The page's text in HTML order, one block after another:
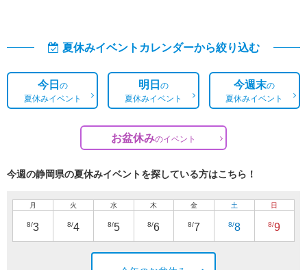
夏休みイベントカレンダーから絞り込む
今日の
夏休みイベント
明日の
夏休みイベント
今週末の
夏休みイベント
お盆休みのイベント
今週の静岡県の夏休みイベントを探している方はこちら！
月
8/3
火
8/4
水
8/5
木
8/6
金
8/7
土
8/8
日
8/9